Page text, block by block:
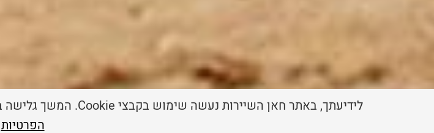
לידיעתך, באתר חאן השיירות נעשה שימוש בקבצי Cookie. המשך גלישה באתר מהווה הסכמה לשימוש זה. למידע נוסף ניתן לעיין
הפרטיות